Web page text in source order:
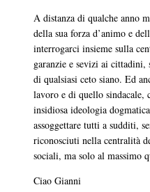
A distanza di qualche anno
della sua forza d’animo e
interrogarci insieme sulla
garanzie e sevizi ai
di qualsiasi ceto siano. Ed
lavoro e di quello sindacale,
insidiosa ideologia
assoggettare tutti a sudditi,
riconosciuti nella centralità
sociali, ma solo al massimo
Ciao Gianni